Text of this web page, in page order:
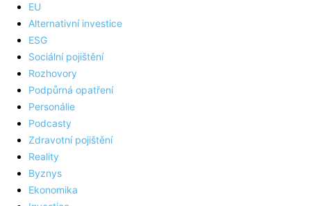
EU
Alternativní investice
ESG
Sociální pojištění
Rozhovory
Podpůrná opatření
Personálie
Podcasty
Zdravotní pojištění
Reality
Byznys
Ekonomika